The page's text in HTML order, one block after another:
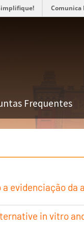
Comunica
Frequentes
evidenciação
in vitro